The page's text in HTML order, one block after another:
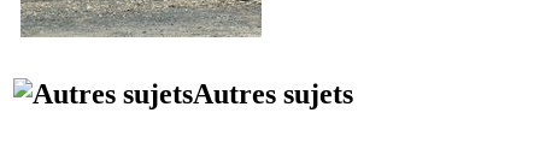
Autres sujets